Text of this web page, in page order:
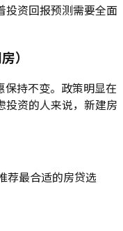
投资回报预测需要全面
）
保持不变。政策明显在
投资的人来说，新建房
荐最合适的房贷选